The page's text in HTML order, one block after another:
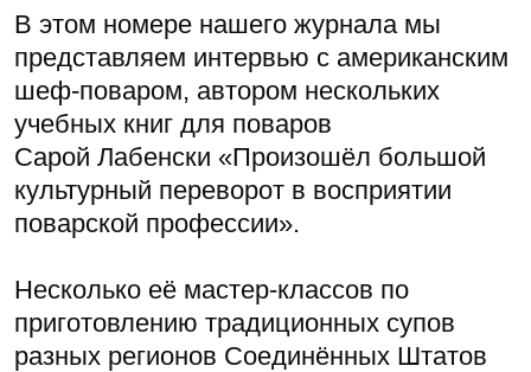
В этом номере нашего журнала мы
представляем интервью с американским
шеф-поваром, автором нескольких
учебных книг для поваров
Сарой Лабенски «Произошёл большой
культурный переворот в восприятии
поварской профессии».
Несколько её мастер-классов по
приготовлению традиционных супов
разных регионов Соединённых Штатов